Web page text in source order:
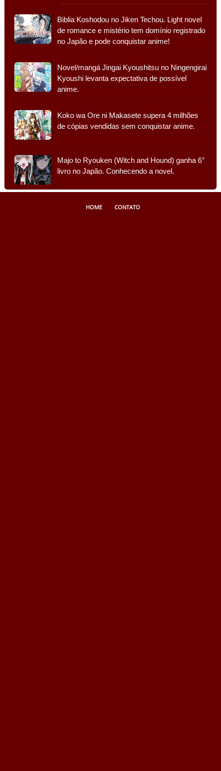
Biblia Koshodou no Jiken Techou. Light novel
de romance e mistério tem domínio registrado
no Japão e pode conquistar anime!
Novel/mangá Jingai Kyoushitsu no Ningengirai
Kyoushi levanta expectativa de possível
anime.
Koko wa Ore ni Makasete supera 4 milhões
de cópias vendidas sem conquistar anime.
Majo to Ryouken (Witch and Hound) ganha 6°
livro no Japão. Conhecendo a novel.
HOME CONTATO